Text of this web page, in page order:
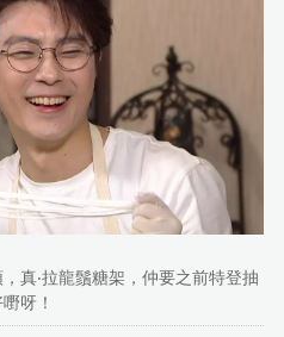
真‧拉龍鬚糖架，仲要之前特登抽
呀！